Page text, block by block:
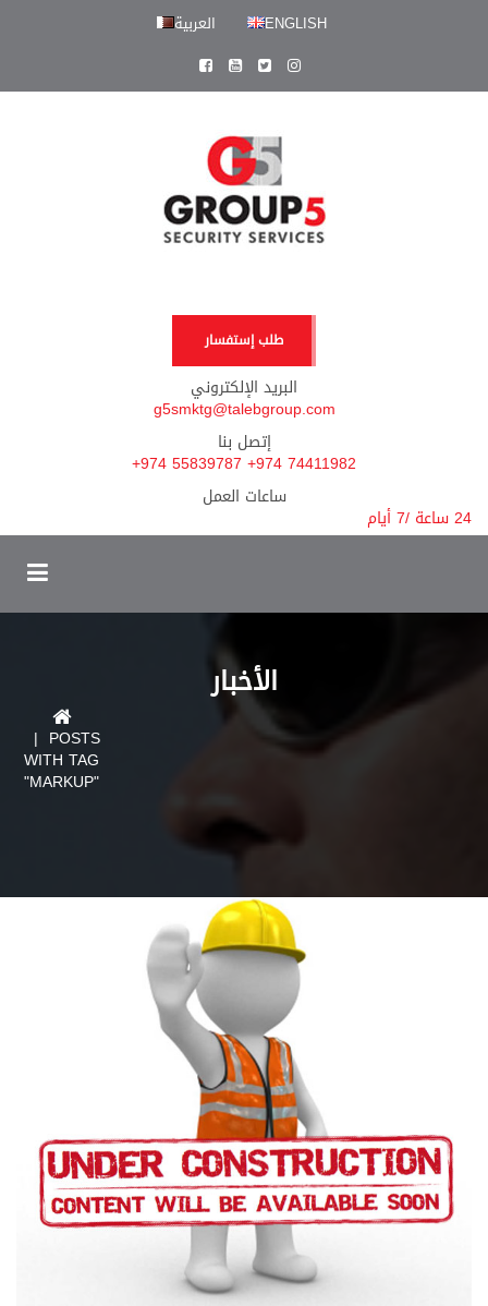
العربية ENGLISH
طلب إستفسار
البريد الإلكتروني
g5smktg@talebgroup.com
إتصل بنا
+974 55839787 +974 74411982
ساعات العمل
24 ساعة / 7 أيام
الأخبار
| POSTS
WITH TAG
"MARKUP"